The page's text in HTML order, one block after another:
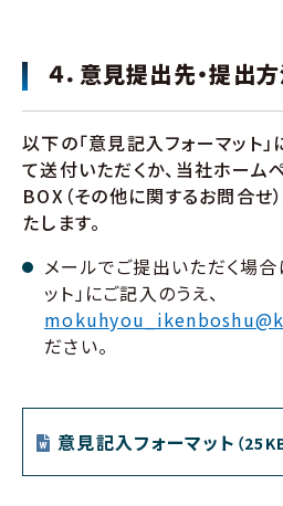
４．意見提出先・提出
以下の「意見記入フォーマット
て送付いただくか、当社ホーム
BOX（その他に関するお問合せ
たします。
メールでご提出いただく場合
ット」にご記入のうえ、
ださい。
意見記入フォーマット （